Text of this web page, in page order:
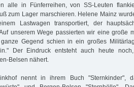
alle in Fünferreihen, von SS-Leuten
zum Lager marschieren. Helene Mainz
Lastwagen transportiert, der
unserem Wege passierten wir eine große
Gegend schien in ein großes
Der Eindruck entsteht auch heute
Belsen nähert.
nennt in ihrem Buch "Sternkinder",